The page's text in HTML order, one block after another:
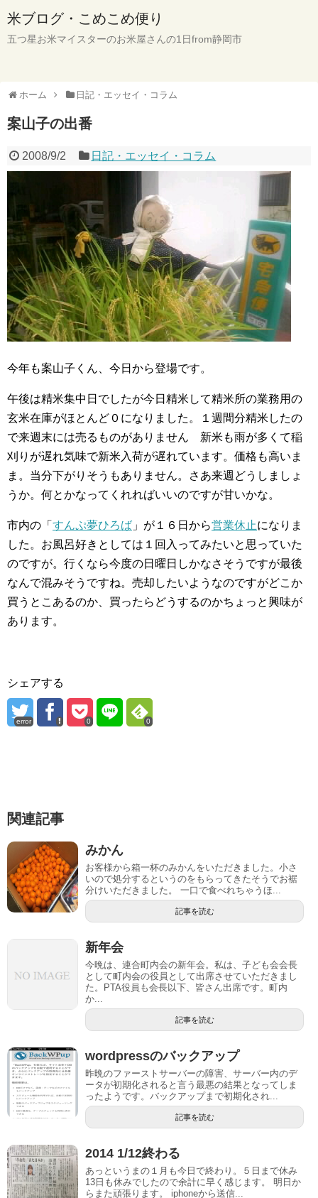
米ブログ・こめこめ便り
五つ星お米マイスターのお米屋さんの1日from静岡市
ホーム 日記・エッセイ・コラム
案山子の出番
2008/9/2 日記・エッセイ・コラム
今年も案山子くん、今日から登場です。
午後は精米集中日でしたが今日精米して精米所の業務用の
玄米在庫がほとんど０になりました。１週間分精米したの
で来週末には売るものがありません 新米も雨が多くて稲
刈りが遅れ気味で新米入荷が遅れています。価格も高いま
ま。当分下がりそうもありません。さあ来週どうしましょ
うか。何とかなってくれればいいのですが甘いかな。
市内の「 すんぷ夢ひろば 」が１６日から営業休止になりま
した。お風呂好きとしては１回入ってみたいと思っていた
のですが。行くなら今度の日曜日しかなさそうですが最後
なんで混みそうですね。売却したいようなのですがどこか
買うとこあるのか、買ったらどうするのかちょっと興味が
あります。
シェアする
error 0 0
関連記事
みかん
お客様から箱一杯のみかんをいただきました。小さ
いので処分するというのをもらってきたそうでお裾
分けいただきました。 一口で食べれちゃうほ...
記事を読む
新年会
今晩は、連合町内会の新年会。私は、子ども会会長
として町内会の役員として出席させていただきまし
た。PTA役員も会長以下、皆さん出席です。町内
か...
記事を読む
wordpressのバックアップ
昨晩のファーストサーバーの障害、サーバー内のデ
ータが初期化されると言う最悪の結果となってしま
ったようです。バックアップまで初期化され...
記事を読む
2014 1/12終わる
あっというまの１月も今日で終わり。５日まで休み
13日も休みでしたので余計に早く感じます。 明日か
らまた頑張ります。 iphoneから送信...